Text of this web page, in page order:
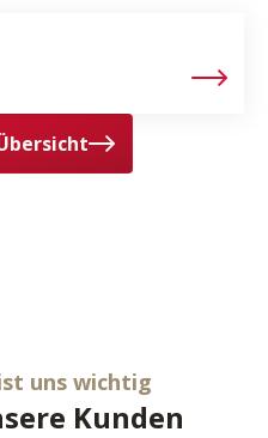
uns wichtig
Kunden